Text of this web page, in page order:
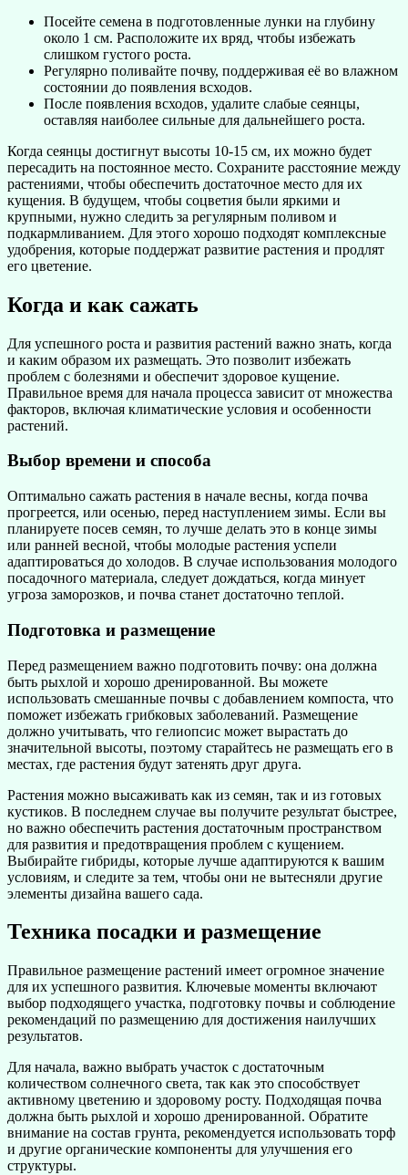
Посейте семена в подготовленные лунки на глубину
около 1 см. Расположите их вряд, чтобы избежать
слишком густого роста.
Регулярно поливайте почву, поддерживая её во влажном
состоянии до появления всходов.
После появления всходов, удалите слабые сеянцы,
оставляя наиболее сильные для дальнейшего роста.
Когда сеянцы достигнут высоты 10-15 см, их можно будет
пересадить на постоянное место. Сохраните расстояние между
растениями, чтобы обеспечить достаточное место для их
кущения. В будущем, чтобы соцветия были яркими и
крупными, нужно следить за регулярным поливом и
подкармливанием. Для этого хорошо подходят комплексные
удобрения, которые поддержат развитие растения и продлят
его цветение.
Когда и как сажать
Для успешного роста и развития растений важно знать, когда
и каким образом их размещать. Это позволит избежать
проблем с болезнями и обеспечит здоровое кущение.
Правильное время для начала процесса зависит от множества
факторов, включая климатические условия и особенности
растений.
Выбор времени и способа
Оптимально сажать растения в начале весны, когда почва
прогреется, или осенью, перед наступлением зимы. Если вы
планируете посев семян, то лучше делать это в конце зимы
или ранней весной, чтобы молодые растения успели
адаптироваться до холодов. В случае использования молодого
посадочного материала, следует дождаться, когда минует
угроза заморозков, и почва станет достаточно теплой.
Подготовка и размещение
Перед размещением важно подготовить почву: она должна
быть рыхлой и хорошо дренированной. Вы можете
использовать смешанные почвы с добавлением компоста, что
поможет избежать грибковых заболеваний. Размещение
должно учитывать, что гелиопсис может вырастать до
значительной высоты, поэтому старайтесь не размещать его в
местах, где растения будут затенять друг друга.
Растения можно высаживать как из семян, так и из готовых
кустиков. В последнем случае вы получите результат быстрее,
но важно обеспечить растения достаточным пространством
для развития и предотвращения проблем с кущением.
Выбирайте гибриды, которые лучше адаптируются к вашим
условиям, и следите за тем, чтобы они не вытесняли другие
элементы дизайна вашего сада.
Техника посадки и размещение
Правильное размещение растений имеет огромное значение
для их успешного развития. Ключевые моменты включают
выбор подходящего участка, подготовку почвы и соблюдение
рекомендаций по размещению для достижения наилучших
результатов.
Для начала, важно выбрать участок с достаточным
количеством солнечного света, так как это способствует
активному цветению и здоровому росту. Подходящая почва
должна быть рыхлой и хорошо дренированной. Обратите
внимание на состав грунта, рекомендуется использовать торф
и другие органические компоненты для улучшения его
структуры.